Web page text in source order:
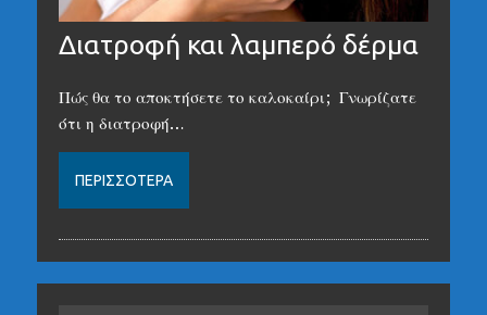
Διατροφή και λαμπερό δέρμα
Πώς θα το αποκτήσετε το καλοκαίρι; Γνωρίζατε
ότι η διατροφή…
ΠΕΡΙΣΣΌΤΕΡΑ